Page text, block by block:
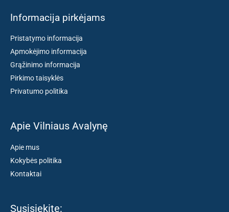
Informacija pirkėjams
Pristatymo informacija
Apmokėjimo informacija
Grąžinimo informacija
Pirkimo taisyklės
Privatumo politika
Apie Vilniaus Avalynę
Apie mus
Kokybės politika
Kontaktai
Susisiekite: